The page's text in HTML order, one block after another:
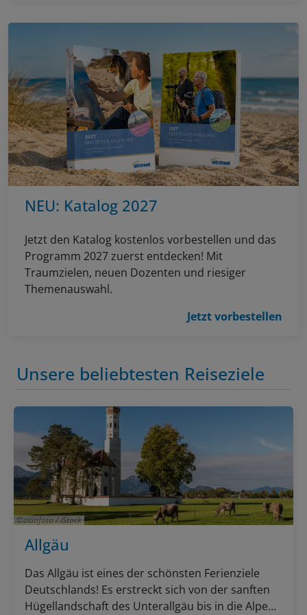
NEU: Katalog 2027
Jetzt den Katalog kostenlos vorbestellen und das
Programm 2027 zuerst entdecken! Mit
Traumzielen, neuen Dozenten und riesiger
Themenauswahl.
Jetzt vorbestellen
Unsere beliebtesten Reiseziele
asiafoto / iStock
Allgäu
Das Allgäu ist eines der schönsten Ferienziele
Deutschlands! Es erstreckt sich von der sanften
Hügellandschaft des Unterallgäu bis in die Alpen